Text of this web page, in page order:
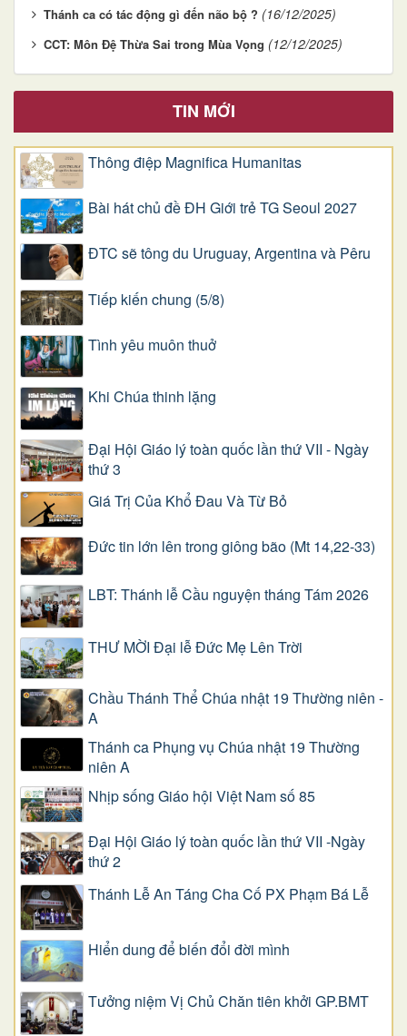
Thánh ca có tác động gì đến não bộ ? (16/12/2025)
CCT: Môn Đệ Thừa Sai trong Mùa Vọng (12/12/2025)
TIN MỚI
Thông điệp Magnifica Humanitas
Bài hát chủ đề ĐH Giới trẻ TG Seoul 2027
ĐTC sẽ tông du Uruguay, Argentina và Pêru
Tiếp kiến chung (5/8)
Tình yêu muôn thuở
Khi Chúa thinh lặng
Đại Hội Giáo lý toàn quốc lần thứ VII - Ngày
thứ 3
Giá Trị Của Khổ Ðau Và Từ Bỏ
Đức tin lớn lên trong giông bão (Mt 14,22-33)
LBT: Thánh lễ Cầu nguyện tháng Tám 2026
THƯ MỜI Đại lễ Đức Mẹ Lên Trời
Chầu Thánh Thể Chúa nhật 19 Thường niên -
A
Thánh ca Phụng vụ Chúa nhật 19 Thường
niên A
Nhịp sống Giáo hội Việt Nam số 85
Đại Hội Giáo lý toàn quốc lần thứ VII -Ngày
thứ 2
Thánh Lễ An Táng Cha Cố PX Phạm Bá Lễ
Hiển dung để biến đổi đời mình
Tưởng niệm Vị Chủ Chăn tiên khởi GP.BMT